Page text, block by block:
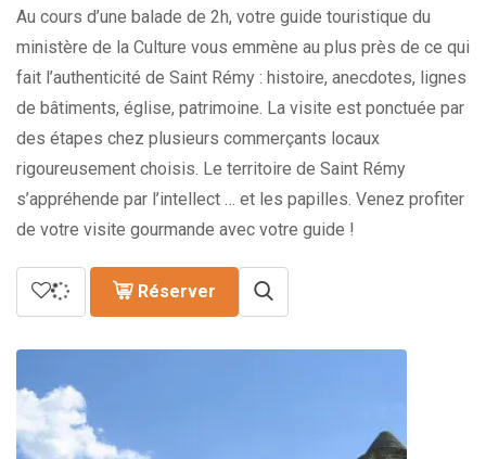
489.00€
Au cours d’une balade de 2h, votre guide touristique du
ministère de la Culture vous emmène au plus près de ce qui
fait l’authenticité de Saint Rémy : histoire, anecdotes, lignes
de bâtiments, église, patrimoine. La visite est ponctuée par
des étapes chez plusieurs commerçants locaux
rigoureusement choisis. Le territoire de Saint Rémy
s’appréhende par l’intellect … et les papilles. Venez profiter
de votre visite gourmande avec votre guide !
Réserver